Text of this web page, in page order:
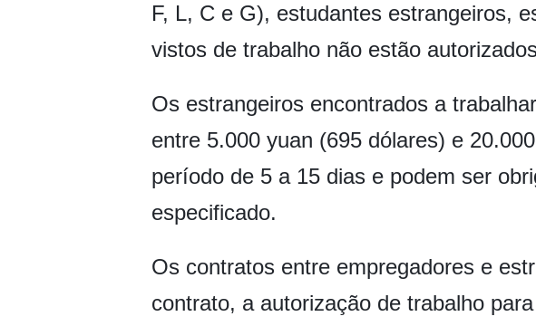
F, L, C e G), estudantes estrangeiros,
vistos de trabalho não estão
Os estrangeiros encontrados a
entre 5.000 yuan (695 dólares) e
período de 5 a 15 dias e podem ser
especificado.
Os contratos entre empregadores e
contrato, a autorização de trabalho